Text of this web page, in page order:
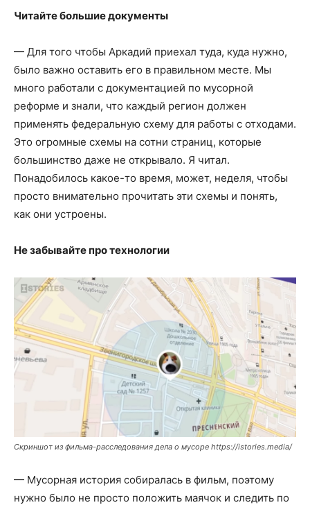
Читайте большие документы
— Для того чтобы Аркадий приехал туда, куда нужно,
было важно оставить его в правильном месте. Мы
много работали с документацией по мусорной
реформе и знали, что каждый регион должен
применять федеральную схему для работы с отходами.
Это огромные схемы на сотни страниц, которые
большинство даже не открывало. Я читал.
Понадобилось какое-то время, может, неделя, чтобы
просто внимательно прочитать эти схемы и понять,
как они устроены.
Не забывайте про технологии
Скриншот из фильма-расследования дела о мусоре https://istories.media/
— Мусорная история собиралась в фильм, поэтому
нужно было не просто положить маячок и следить по